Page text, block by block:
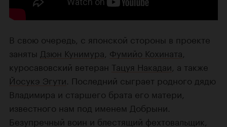
В свою очередь, с японской стороны в проекте
заняты Дзюн Кунимура Фумийо Кохината
куросавовский ветеран Тацуя Накадаи , а также
Йосукэ Эгути . Последний сыграет родного дядю
Владимира и старшего брата его матери,
известного нам под именем Добрыни.
Безупречный воин и блестящий фехтовальщик,